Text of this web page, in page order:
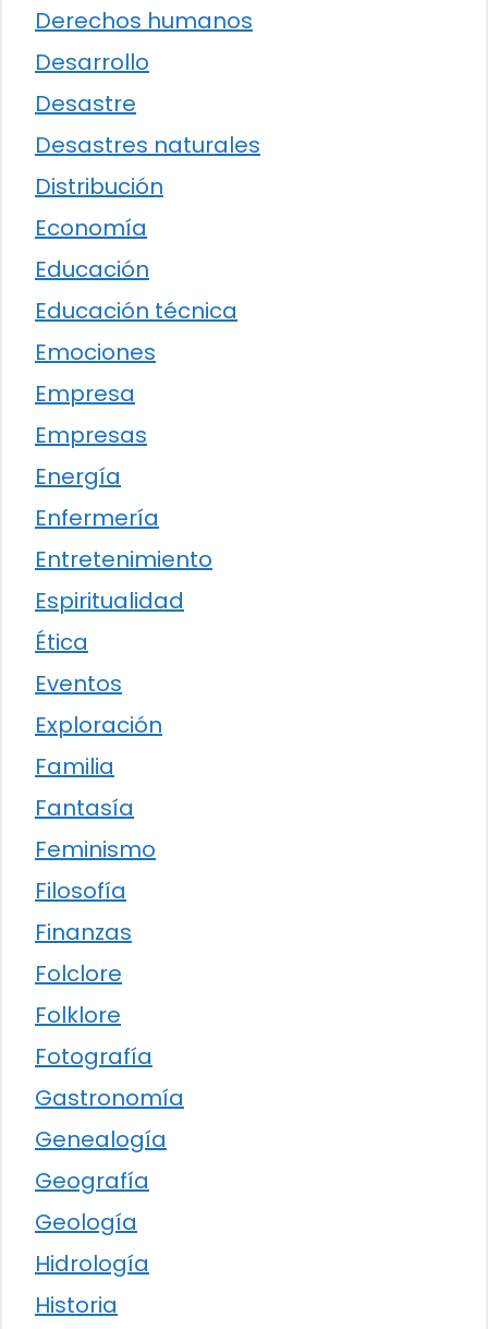
Derechos humanos
Desarrollo
Desastre
Desastres naturales
Distribución
Economía
Educación
Educación técnica
Emociones
Empresa
Empresas
Energía
Enfermería
Entretenimiento
Espiritualidad
Ética
Eventos
Exploración
Familia
Fantasía
Feminismo
Filosofía
Finanzas
Folclore
Folklore
Fotografía
Gastronomía
Genealogía
Geografía
Geología
Hidrología
Historia